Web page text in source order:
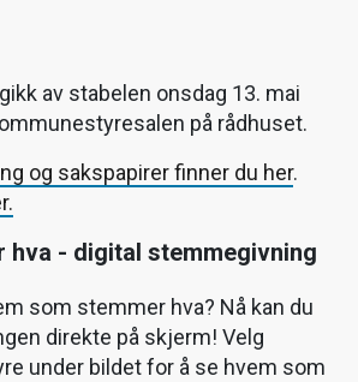
av stabelen onsdag 13. mai
på rådhuset.
og sakspapirer finner du her.
hva - digital stemmegivning
som stemmer hva? Nå kan du
direkte på skjerm! Velg
under bildet for å se hvem som